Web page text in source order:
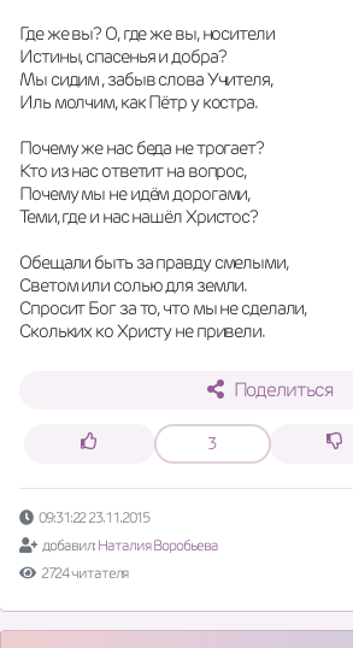
Где же вы? О, где же вы, носители
Истины, спасенья и добра?
Мы сидим , забыв слова Учителя,
Иль молчим, как Пётр у костра.
Почему же нас беда не трогает?
Кто из нас ответит на вопрос,
Почему мы не идём дорогами,
Теми, где и нас нашёл Христос?
Обещали быть за правду смелыми,
Светом или солью для земли.
Спросит Бог за то, что мы не сделали,
Скольких ко Христу не привели.
Поделиться
3
09:31:22 23.11.2015
добавил: Наталия Воробьева
2724 читателя